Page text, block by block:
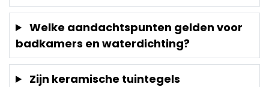
Welke aandachtspunten gelden voor
badkamers en waterdichting?
Zijn keramische tuintegels